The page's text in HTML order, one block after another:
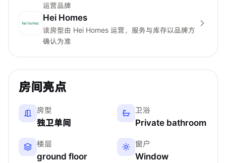
运营品牌
Hei Homes
该房型由 Hei Homes 运营，服务与库存以品牌方
确认为准
房间亮点
房型
独卫单间
卫浴
Private bathroom
楼层
ground floor
窗户
Window